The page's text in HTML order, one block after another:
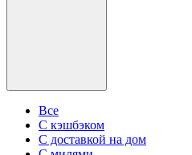
Все
С кэшбэком
С доставкой на дом